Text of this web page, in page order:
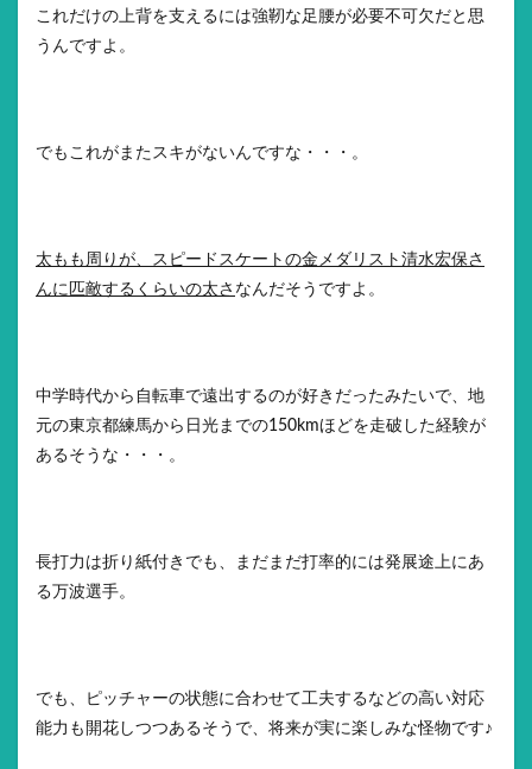
これだけの上背を支えるには強靭な足腰が必要不可欠だと思
うんですよ。
でもこれがまたスキがないんですな・・・。
太もも周りが、スピードスケートの金メダリスト清水宏保さ
んに匹敵するくらいの太さ なんだそうですよ。
中学時代から自転車で遠出するのが好きだったみたいで、地
元の東京都練馬から日光までの150kmほどを走破した経験が
あるそうな・・・。
長打力は折り紙付きでも、まだまだ打率的には発展途上にあ
る万波選手。
でも、ピッチャーの状態に合わせて工夫するなどの高い対応
能力も開花しつつあるそうで、将来が実に楽しみな怪物です♪